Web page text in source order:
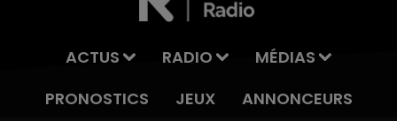
ACTUS RADIO
MÉDIAS
PRONOSTICS
JEUX ANNONCEURS